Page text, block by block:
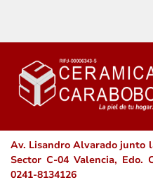
Av. Lisandro Alvarado junto
Sector C-04 Valencia, Edo.
0241-8134126